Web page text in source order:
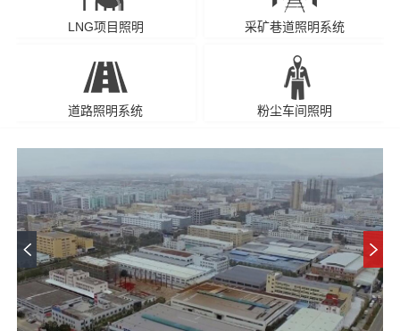
LNG项目照明 采矿巷道照明系统
道路照明系统 粉尘车间照明